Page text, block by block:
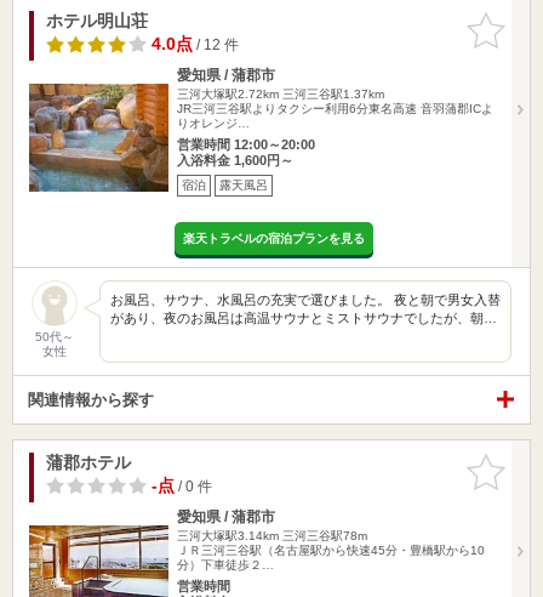
お気に入
りに追加
ホテル明山荘
4.0点/ 12 件
愛知県 / 蒲郡市
三河大塚駅2.72km 三河三谷駅1.37km
JR三河三谷駅よりタクシー利用6分東名高速 音羽蒲郡ICよ
りオレンジ…
営業時間 12:00～20:00
入浴料金 1,600円～
宿泊 露天風呂
楽天トラベルの宿泊プランを見る
50代～
女性
お風呂、サウナ、水風呂の充実で選びました。 夜と朝で男女入替
があり、夜のお風呂は高温サウナとミストサウナでしたが、朝…
関連情報から探す
お気に入
りに追加
蒲郡ホテル
-点/ 0 件
愛知県 / 蒲郡市
三河大塚駅3.14km 三河三谷駅78m
ＪＲ三河三谷駅（名古屋駅から快速45分・豊橋駅から10
分）下車徒歩２…
営業時間